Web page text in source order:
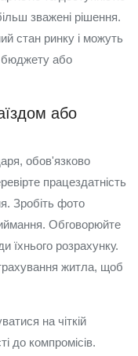
зважені рішення.
стан ринку і можуть
бюджету або
або
обов'язково
працездатність
Зробіть фото
Обговорюйте
їхнього розрахунку.
житла, щоб
на чіткій
до компромісів.